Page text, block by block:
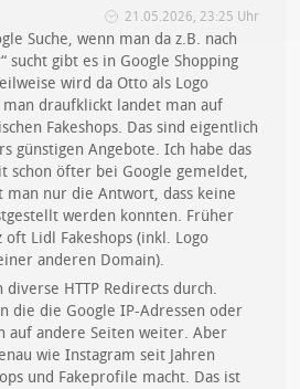
21.05.2026, 23:25 Uhr
Suche, wenn man da z.B. nach
sucht gibt es in Google Shopping
wird da Otto als Logo
man draufklickt landet man auf
Fakeshops. Das sind eigentlich
günstigen Angebote. Ich habe das
schon öfter bei Google gemeldet,
man nur die Antwort, dass keine
werden konnten. Früher
oft Lidl Fakeshops (inkl. Logo
anderen Domain).
HTTP Redirects durch.
die die Google IP-Adressen oder
auf andere Seiten weiter. Aber
wie Instagram seit Jahren
und Fakeprofile macht. Das ist